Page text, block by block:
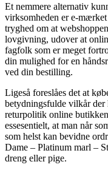
Et nemmere alternativ
virksomheden er e-
tryghed om at
lovgivning, udover at
fagfolk som er meget
din mulighed for en
ved din bestilling.
Ligeså foreslåes det at
betydningsfulde vilkår der
returpolitik online
essesentielt, at man når
som helst kan bevidne
Dame – Platinum marl –
dreng eller pige.